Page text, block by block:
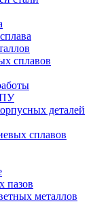
сплавов
деталей
сплавов
пазов
металлов